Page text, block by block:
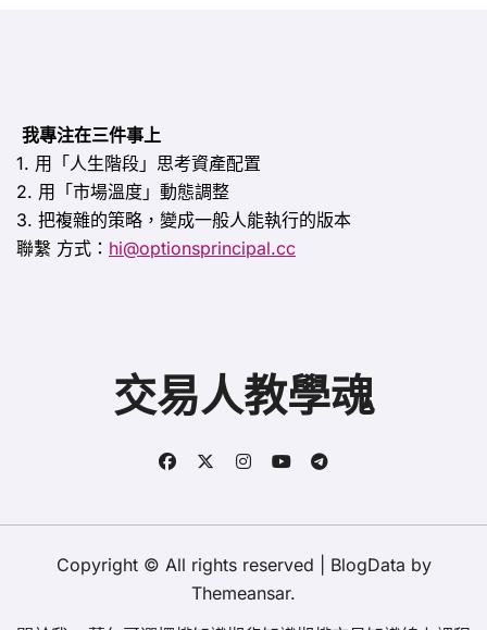
我專注在三件事上
1. 用「人生階段」思考資產配置
2. 用「市場溫度」動態調整
3. 把複雜的策略，變成一般人能執行的版本
聯繫 方式： hi@optionsprincipal.cc
交易人教學魂
Copyright © All rights reserved BlogData by
Themeansar.